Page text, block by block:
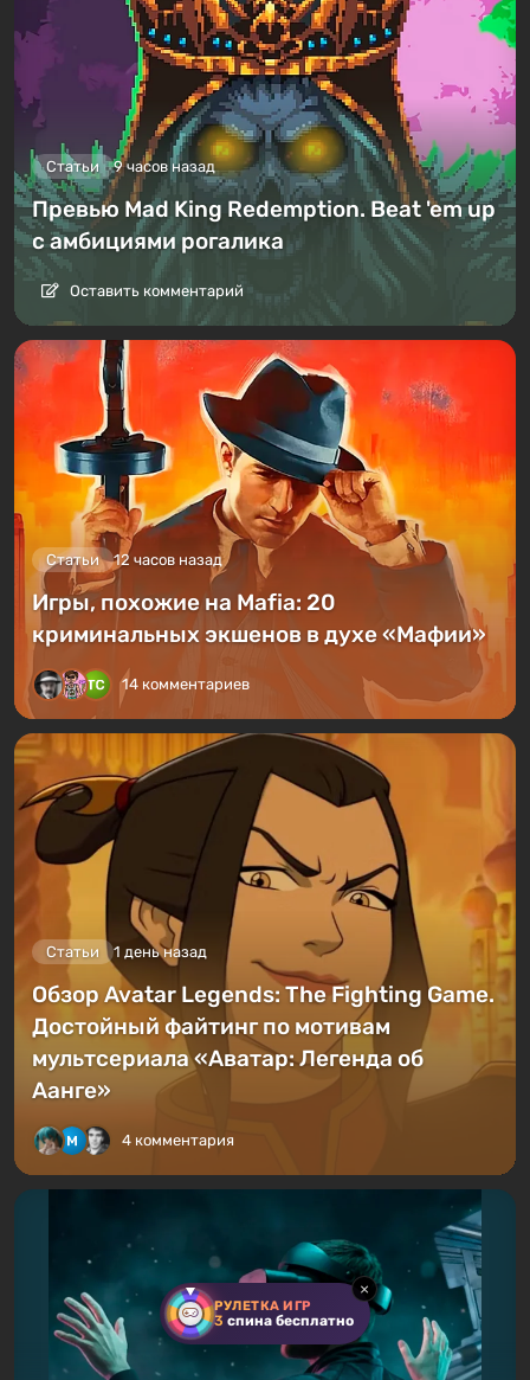
РУЛЕТКА ИГР
3 спина бесплатно
×
Статьи 9 часов назад
Превью Mad King Redemption. Beat 'em up
с амбициями рогалика
Оставить комментарий
Статьи 12 часов назад
Игры, похожие на Mafia: 20
криминальных экшенов в духе «Мафии»
14 комментариев
Статьи 1 день назад
Обзор Avatar Legends: The Fighting Game.
Достойный файтинг по мотивам
мультсериала «Аватар: Легенда об
Аанге»
4 комментария